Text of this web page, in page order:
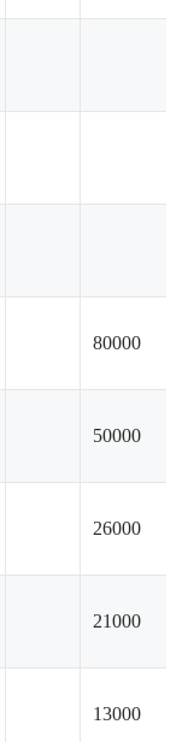
80000
50000
26000
21000
13000